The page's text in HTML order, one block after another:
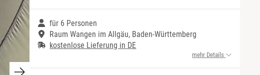
für 6 Personen
Raum Wangen im Allgäu, Baden-Württemberg
kostenlose Lieferung in DE
mehr Details